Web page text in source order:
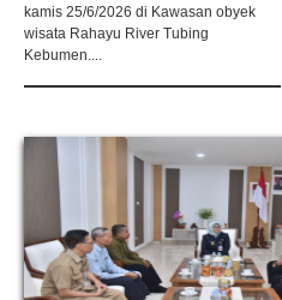
kamis 25/6/2026 di Kawasan obyek
wisata Rahayu River Tubing
Kebumen....